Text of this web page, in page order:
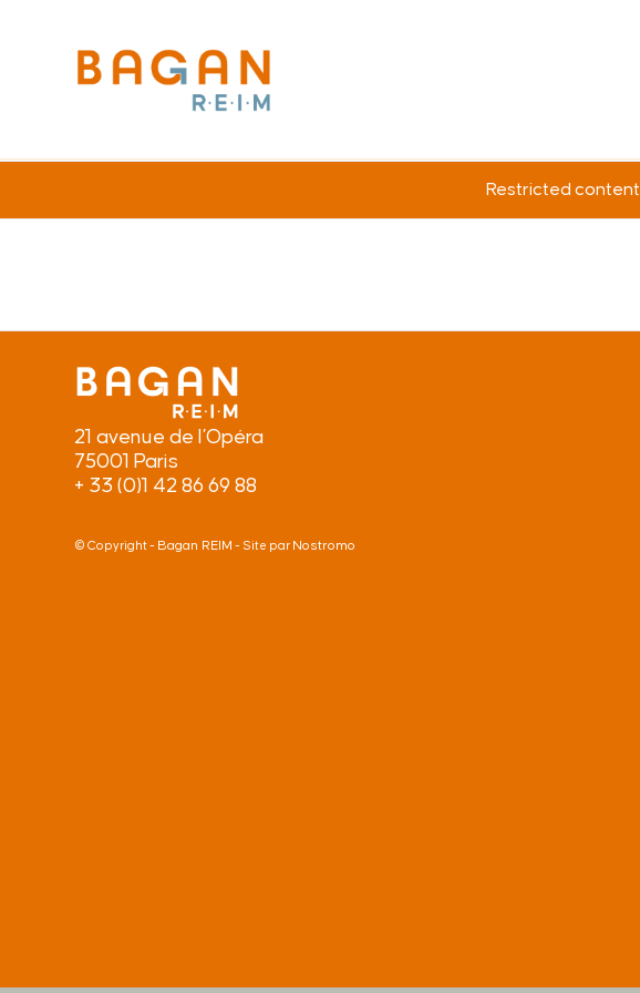
Restricted content
21 avenue de l’Opéra
75001 Paris
+ 33 (0)1 42 86 69 88
© Copyright - Bagan REIM - Site par Nostromo